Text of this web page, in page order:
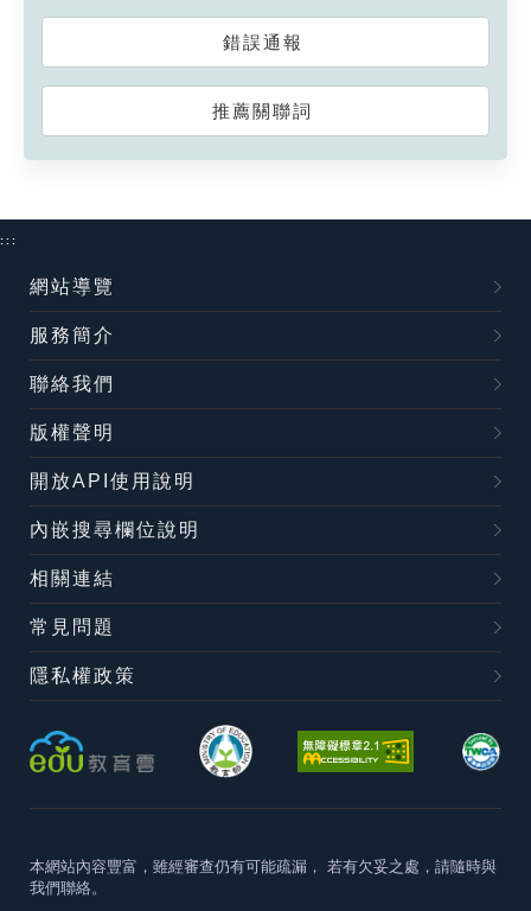
錯誤通報
推薦關聯詞
:::
網站導覽
服務簡介
聯絡我們
版權聲明
開放API使用說明
內嵌搜尋欄位說明
相關連結
常見問題
隱私權政策
本網站內容豐富，雖經審查仍有可能疏漏， 若有欠妥之處，請隨時與
我們聯絡。